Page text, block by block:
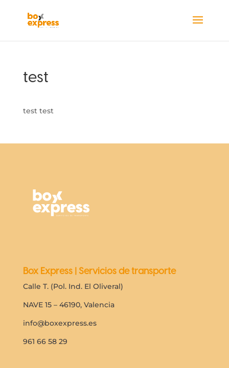
test
test test
Box Express | Servicios de transporte
Calle T. (Pol. Ind. El Oliveral)
NAVE 15 – 46190, Valencia
info@boxexpress.es
961 66 58 29